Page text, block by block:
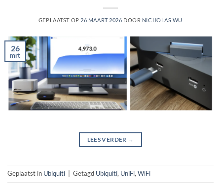
GEPLAATST OP 26 MAART 2026 DOOR NICHOLAS WU
26
mrt
LEES VERDER →
Geplaatst in Ubiquiti Getagd Ubiquiti, UniFi,WiFi